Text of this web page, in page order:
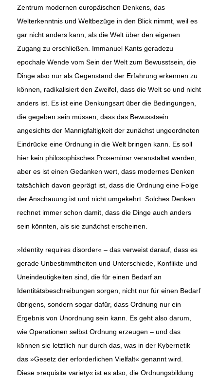
Zentrum modernen europäischen Denkens, das
Welterkenntnis und Weltbezüge in den Blick nimmt, weil es
gar nicht anders kann, als die Welt über den eigenen
Zugang zu erschließen. Immanuel Kants geradezu
epochale Wende vom Sein der Welt zum Bewusstsein, die
Dinge also nur als Gegenstand der Erfahrung erkennen zu
können, radikalisiert den Zweifel, dass die Welt so und nicht
anders ist. Es ist eine Denkungsart über die Bedingungen,
die gegeben sein müssen, dass das Bewusstsein
angesichts der Mannigfaltigkeit der zunächst ungeordneten
Eindrücke eine Ordnung in die Welt bringen kann. Es soll
hier kein philosophisches Proseminar veranstaltet werden,
aber es ist einen Gedanken wert, dass modernes Denken
tatsächlich davon geprägt ist, dass die Ordnung eine Folge
der Anschauung ist und nicht umgekehrt. Solches Denken
rechnet immer schon damit, dass die Dinge auch anders
sein könnten, als sie zunächst erscheinen.
»Identity requires disorder« – das verweist darauf, dass es
gerade Unbestimmtheiten und Unterschiede, Konflikte und
Uneindeutigkeiten sind, die für einen Bedarf an
Identitätsbeschreibungen sorgen, nicht nur für einen Bedarf
übrigens, sondern sogar dafür, dass Ordnung nur ein
Ergebnis von Unordnung sein kann. Es geht also darum,
wie Operationen selbst Ordnung erzeugen – und das
können sie letztlich nur durch das, was in der Kybernetik
das »Gesetz der erforderlichen Vielfalt« genannt wird.
Diese »requisite variety« ist es also, die Ordnungsbildung